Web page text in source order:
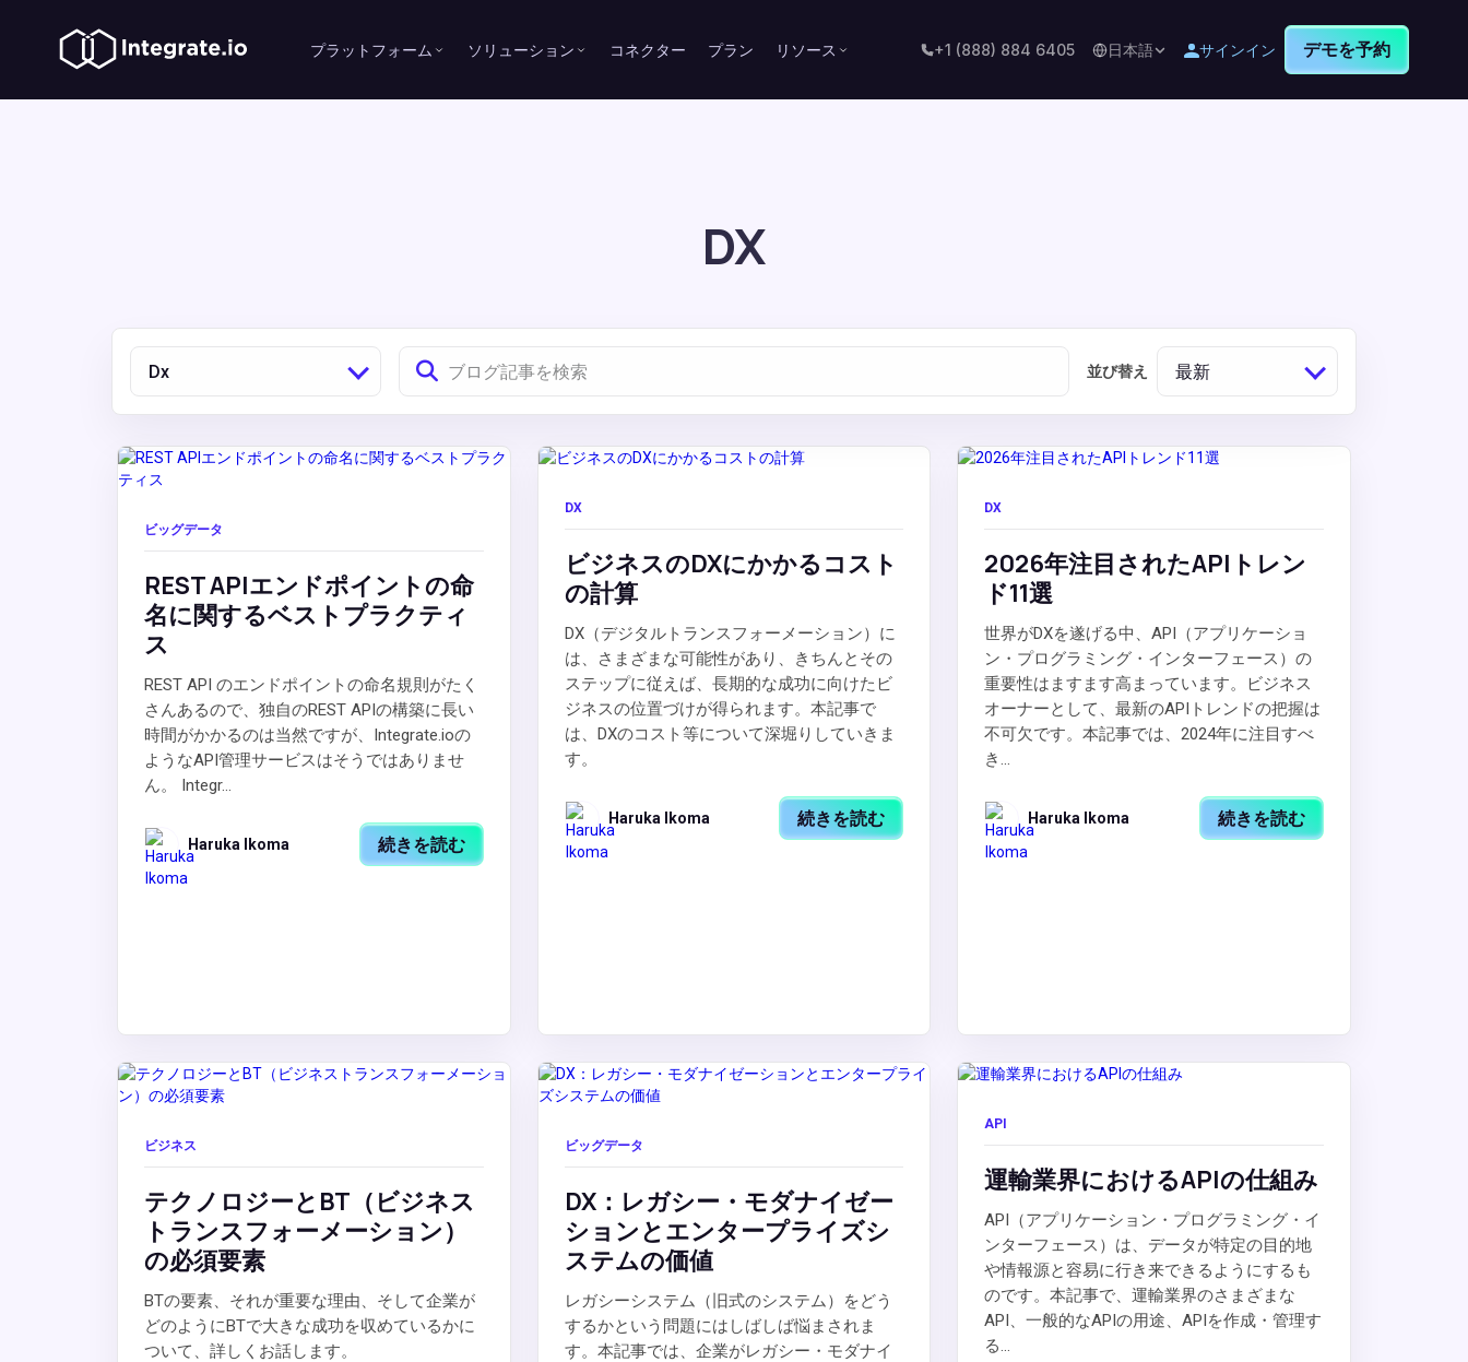
プラットフォーム ソリューション コネクター プラン リソース +1 (888) 884 6405 日本語 サインイン デモを予約
DX
Dx 並び替え 最新
ビッグデータ
REST APIエンドポイントの命
名に関するベストプラクティ
ス
REST API のエンドポイントの命名規則がたく
さんあるので、独自のREST APIの構築に長い
時間がかかるのは当然ですが、Integrate.ioの
ようなAPI管理サービスはそうではありませ
ん。 Integr...
Haruka Ikoma 続きを読む
DX
ビジネスのDXにかかるコスト
の計算
DX（デジタルトランスフォーメーション）に
は、さまざまな可能性があり、きちんとその
ステップに従えば、長期的な成功に向けたビ
ジネスの位置づけが得られます。本記事で
は、DXのコスト等について深堀りしていきま
す。
Haruka Ikoma 続きを読む
DX
2026年注目されたAPIトレン
ド11選
世界がDXを遂げる中、API（アプリケーショ
ン・プログラミング・インターフェース）の
重要性はますます高まっています。ビジネス
オーナーとして、最新のAPIトレンドの把握は
不可欠です。本記事では、2024年に注目すべ
き...
Haruka Ikoma 続きを読む
ビジネス
テクノロジーとBT（ビジネス
トランスフォーメーション）
の必須要素
BTの要素、それが重要な理由、そして企業が
どのようにBTで大きな成功を収めているかに
ついて、詳しくお話します。
ビッグデータ
DX：レガシー・モダナイゼー
ションとエンタープライズシ
ステムの価値
レガシーシステム（旧式のシステム）をどう
するかという問題にはしばしば悩まされま
す。本記事では、企業がレガシー・モダナイ
API
運輸業界におけるAPIの仕組み
API（アプリケーション・プログラミング・イ
ンターフェース）は、データが特定の目的地
や情報源と容易に行き来できるようにするも
のです。本記事で、運輸業界のさまざまな
API、一般的なAPIの用途、APIを作成・管理す
る...